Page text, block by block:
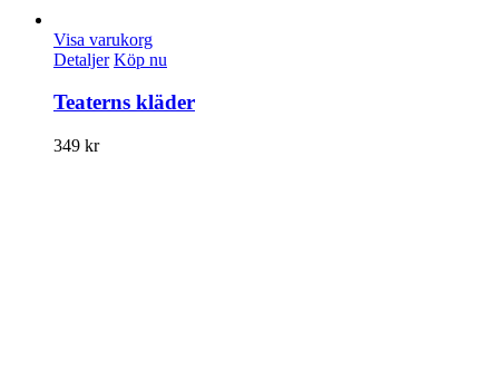
Visa varukorg
Detaljer Köp nu
Teaterns kläder
349 kr